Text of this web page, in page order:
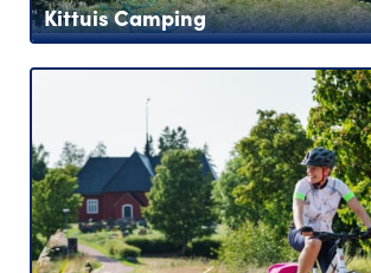
Kittuis Camping